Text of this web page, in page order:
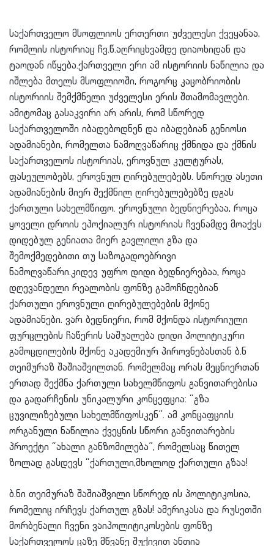
საქართველო მსოფლიოს ერთერთი უძველესი ქვეყანაა,
რომლის ისტორიაც ჩვ.წ.აღრიცხვამდე დიაოხიდან და
ტაოდან იწყება.ქართველი ერი ამ ისტორიის ნაწილია და
იშლება მთელს მსოფლიოში, როგორც კაცობრიობის
ისტორიის შემქმნელი უძველესი ერის შთამომავლები.
ამიტომაც გასაკვირი არ არის, რომ სწორედ
საქართველოში იბადებოდნენ და იბადებიან გენიოსი
ადამიანები, რომელთა ნამოღვაწარიც ქმნიდა და ქმნის
საქართველოს ისტორიას, ეროვნულ კულტურას,
ფასეულობებს, ეროვნულ ღირებულებებს. სწორედ ასეთი
ადამიანების მიერ შექმნილ ღირებულებებზე დგას
ქართული სახელმწიფო. ეროვნული ბედნიერებაა, როცა
ყოველი დროის ეპოქიალურ ისტორიას ჩვენამდე მოაქვს
დიდებულ გენიათა მიერ გავლილი გზა და
შემოქმედებითი თუ საზოგადოებრივი
ნამოღვაწარი.კიდევ უფრო დიდი ბედნიერებაა, როცა
დღევანდელი რეალობის ფონზე გამოჩნდებიან
ქართული ეროვნული ღირებულებების მქონე
ადამიანები. ვარ ბედნიერი, რომ მქონდა ისტორიული
ფურცლების ჩაწერის საშუალება დიდი პოლიტიკური
გამოცდილების მქონე აკადემიურ პიროვნებასთან ბ.ნ
თეიმურაზ შაშიაშვილთან. რომელმაც ორას მეცნიერთან
ერთად შექმნა ქართული სახელმწიფოს განვითარებისა
და გადარჩენის უნიკალური კონცეფცია: “გზა
ცუვილიზებული სახელმწიფოსკენ”. ამ კონცაფციის
ორგანული ნაწილია ქვეყნის სწორი განვითარების
პროექტი “ახალი განზომილება”, რომელსაც წითელ
ზოლად გასდევს “ქართული,მხოლოდ ქართული გზაა!
ბ.ნი თეიმურაზ შაშიაშვილი სწორედ ის პოლიტიკოსია,
რომელიც ირჩევს ქართულ გზას! ამერიკასა და რუსეთში
მორბენალი ჩვენი ვაიპოლიტიკოსების ფონზე
საქართველოს ცაზე მწვანე შუქივით ანთია